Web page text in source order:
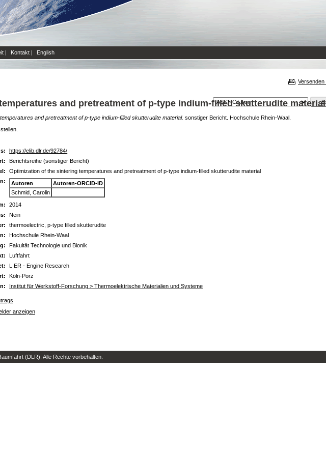
| Kontakt | English
Versenden
and pretreatment of p-type indium-filled skutterudite material
and pretreatment of p-type indium-filled skutterudite material. sonstiger Bericht. Hochschule Rhein-Waal.
https://elib.dlr.de/92784/
Berichtsreihe (sonstiger Bericht)
Optimization of the sintering temperatures and pretreatment of p-type indium-filled skutterudite material
Autoren
Autoren-ORCID-iD
Schmid, Carolin
2014
Nein
thermoelectric, p-type filled skutterudite
Hochschule Rhein-Waal
Fakultät Technologie und Bionik
Luftfahrt
L ER - Engine Research
Köln-Porz
Institut für Werkstoff-Forschung > Thermoelektrische Materialien und Systeme
anzeigen
(DLR). Alle Rechte vorbehalten.